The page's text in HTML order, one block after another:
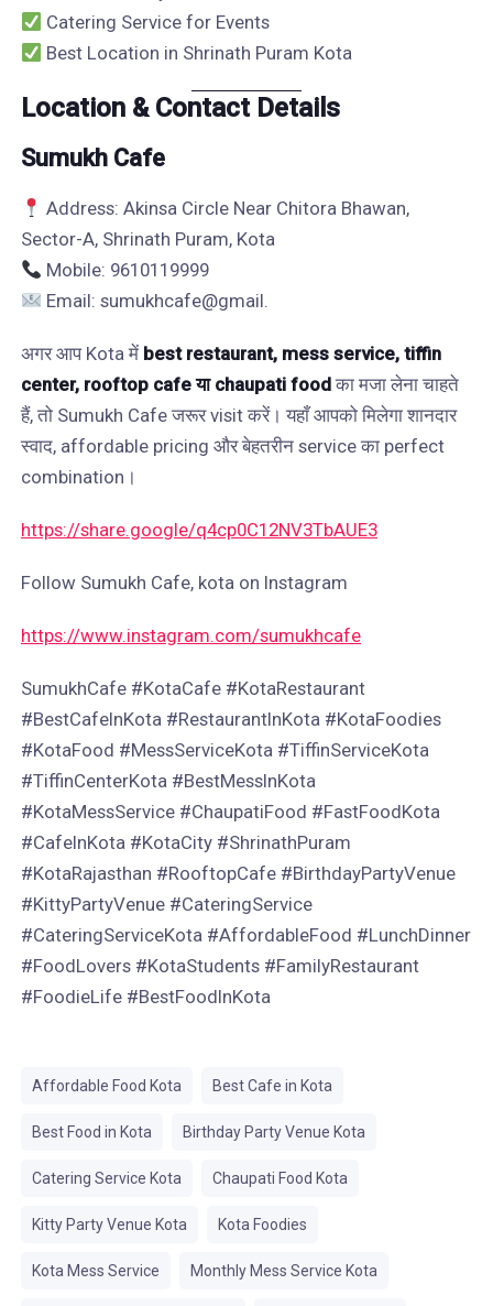
Catering Service for Events
Best Location in Shrinath Puram Kota
Location & Contact Details
Sumukh Cafe
Address: Akinsa Circle Near Chitora Bhawan,
Sector-A, Shrinath Puram, Kota
Mobile: 9610119999
Email:sumukhcafe@gmail.
अगर आप Kota में best restaurant, mess service, tiffin
center, rooftop cafe या chaupati foodका मजा लेना चाहते
हैं, तो Sumukh Cafe जरूर visit करें। यहाँ आपको मिलेगा शानदार
स्वाद, affordable pricing और बेहतरीन service का perfect
combination।
https://share.google/q4cp0C12NV3TbAUE3
Follow Sumukh Cafe, kota on Instagram
https://www.instagram.com/sumukhcafe
SumukhCafe #KotaCafe #KotaRestaurant
#BestCafeInKota #RestaurantInKota #KotaFoodies
#KotaFood #MessServiceKota #TiffinServiceKota
#TiffinCenterKota #BestMessInKota
#KotaMessService #ChaupatiFood #FastFoodKota
#CafeInKota #KotaCity #ShrinathPuram
#KotaRajasthan #RooftopCafe #BirthdayPartyVenue
#KittyPartyVenue #CateringService
#CateringServiceKota #AffordableFood #LunchDinner
#FoodLovers #KotaStudents #FamilyRestaurant
#FoodieLife #BestFoodInKota
Affordable Food Kota Best Cafe in Kota
Best Food in Kota Birthday Party Venue Kota
Catering Service Kota Chaupati Food Kota
Kitty Party Venue Kota Kota Foodies
Kota Mess Service Monthly Mess Service Kota